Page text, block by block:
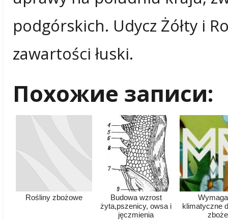
podgórskich. Udycz Żółty i
zawartości łuski.
Похожие записи:
Rośliny zbożowe
Budowa wzrost
żyta,pszenicy, owsa i
jęczmienia
klimatyczne
zboże